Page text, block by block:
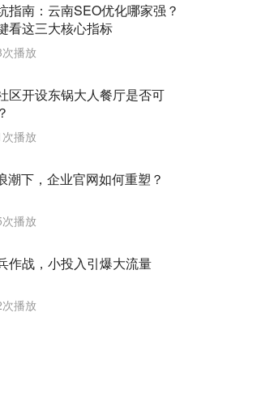
指南：云南SEO优化哪家强？
看这三大核心指标
播放
区开设东锅大人餐厅是否可
播放
潮下，企业官网如何重塑？
播放
作战，小投入引爆大流量
播放